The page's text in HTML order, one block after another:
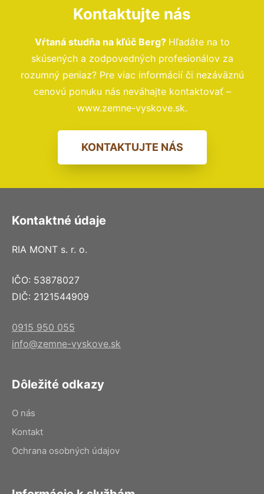
Kontaktujte nás
Vŕtaná studňa na kľúč Berg? Hľadáte na to
skúsených a zodpovedných profesionálov za
rozumný peniaz? Pre viac informácií či nezáväznú
cenovú ponuku nás neváhajte kontaktovať –
www.zemne-vyskove.sk.
KONTAKTUJTE NÁS
Kontaktné údaje
RIA MONT s. r. o.
IČO: 53878027
DIČ: 2121544909
0915 950 055
info@zemne-vyskove.sk
Dôležité odkazy
O nás
Kontakt
Ochrana osobných údajov